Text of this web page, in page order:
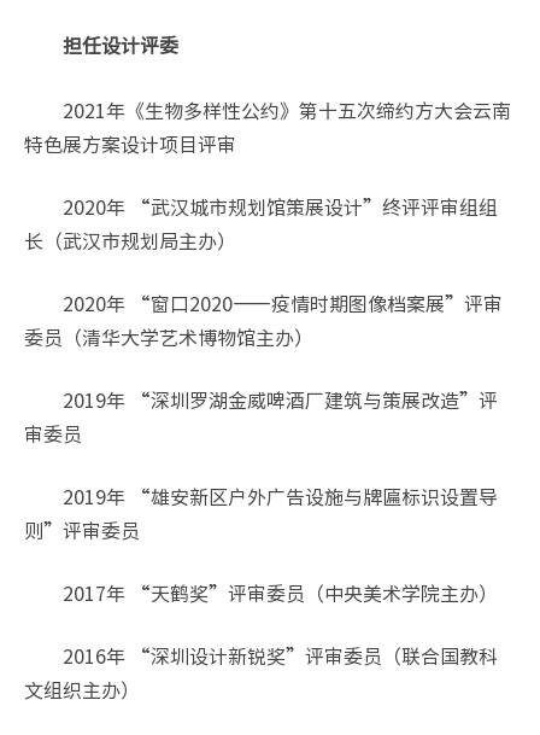
担任设计评委
2021年《生物多样性公约》第十五次缔约方大会云南
特色展方案设计项目评审
2020年 “武汉城市规划馆策展设计”终评评审组组
长（武汉市规划局主办）
2020年 “窗口2020——疫情时期图像档案展”评审
委员（清华大学艺术博物馆主办）
2019年 “深圳罗湖金威啤酒厂建筑与策展改造”评
审委员
2019年 “雄安新区户外广告设施与牌匾标识设置导
则”评审委员
2017年 “天鹤奖”评审委员（中央美术学院主办）
2016年 “深圳设计新锐奖”评审委员（联合国教科
文组织主办）